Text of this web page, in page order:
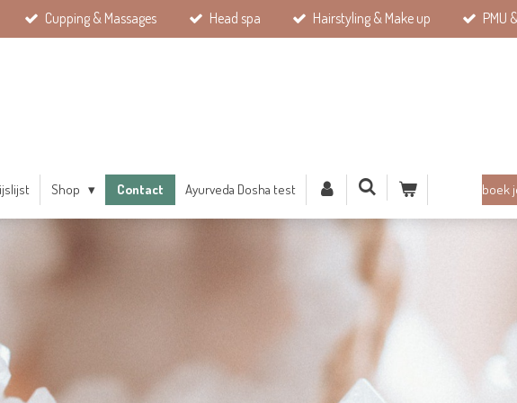
Cupping & Massages Head spa Hairstyling & Make up PMU
Shop Contact Ayurveda Dosha test boek